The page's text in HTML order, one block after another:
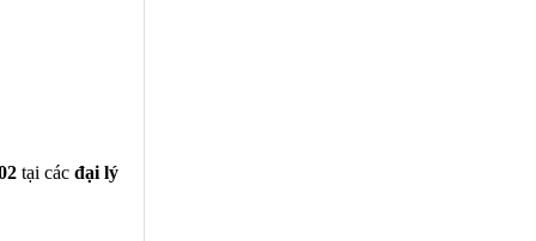
tại các đại lý